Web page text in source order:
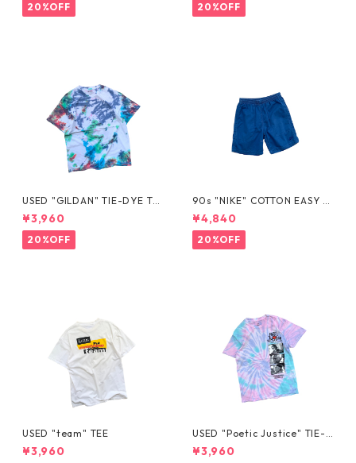
20%OFF 20%OFF
USED "GILDAN" TIE-DYE TE
E
¥3,960
20%OFF
90s "NIKE" COTTON EASY S
HORTS
¥4,840
20%OFF
USED "team" TEE
¥3,960
USED "Poetic Justice" TIE-D
YE TEE
¥3,960